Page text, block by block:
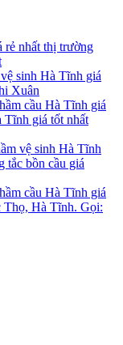
rẻ nhất thị trường
sinh Hà Tĩnh giá
Xuân
cầu Hà Tĩnh giá
giá tốt nhất
vệ sinh Hà Tĩnh
tắc bồn cầu giá
cầu Hà Tĩnh giá
Thọ, Hà Tĩnh. Gọi: